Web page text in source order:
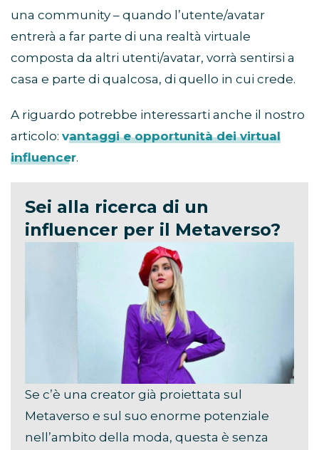
una community – quando l’utente/avatar
entrerà a far parte di una realtà virtuale
composta da altri utenti/avatar, vorrà sentirsi a
casa e parte di qualcosa, di quello in cui crede.
A riguardo potrebbe interessarti anche il nostro
articolo: vantaggi e opportunità dei virtual
influencer.
Sei alla ricerca di un
influencer per il Metaverso?
Se c’è una creator già proiettata sul
Metaverso e sul suo enorme potenziale
nell’ambito della moda, questa è senza